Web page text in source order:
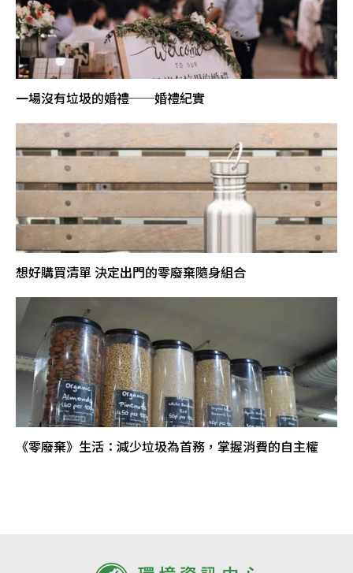
一場沒有垃圾的婚禮──婚禮紀實
想好購買清單 決定出門的零廢棄隨身組合
《零廢棄》生活：減少垃圾為首務，掌握消費的自主權